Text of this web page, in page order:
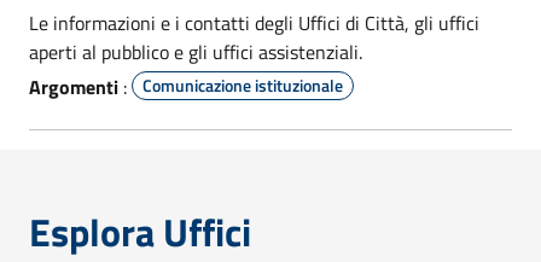
Le informazioni e i contatti degli Uffici di Città, gli uffici
aperti al pubblico e gli uffici assistenziali.
Argomenti : Comunicazione istituzionale
Esplora Uffici